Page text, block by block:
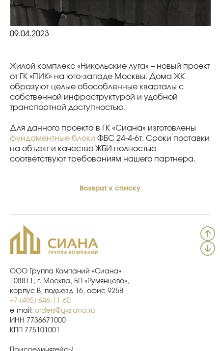
09.04.2023
Жилой комплекс «Никольские луга» – новый проект
от ГК «ПИК» на юго-западе Москвы. Дома ЖК
образуют целые обособленные кварталы с
собственной инфраструктурой и удобной
транспортной доступностью.
Для данного проекта в ГК «Сиана» изготовлены
фундаментные блоки ФБС 24-4-6т. Сроки поставки
на объект и качество ЖБИ полностью
соответствуют требованиям нашего партнера.
Возврат к списку
ООО Группа Компаний «Сиана»
108811, г. Москва, БП «Румянцево»,
корпус В, подъезд 16, офис 925В
+7 (495) 646-11-60
e-mail: orders@gksiana.ru
ИНН 7736671000
КПП 775101001